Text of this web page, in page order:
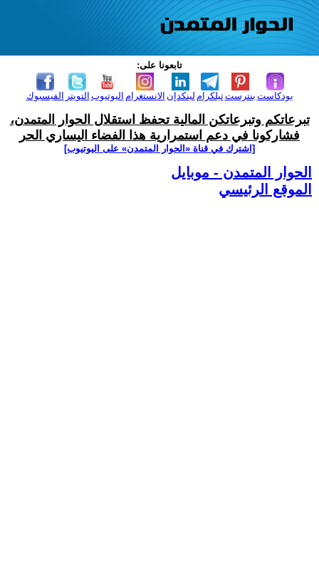
تابعونا على:
الفيسبوك التويتر اليوتيوب الانستغرام لينكدإن تيلكرامبنترست بودكاست
تبرعاتكم وتبرعاتكن المالية تحفظ استقلال الحوار المتمدن،
فشاركونا في دعم استمرارية هذا الفضاء اليساري الحر
[اشترك في قناة ‫«الحوار المتمدن» على اليوتيوب]
الحوار المتمدن - موبايل
الموقع الرئيسي